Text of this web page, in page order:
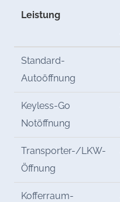
Leistung
Standard-
Autoöffnung
Keyless-Go
Notöffnung
Transporter-/LKW-
Öffnung
Kofferraum-